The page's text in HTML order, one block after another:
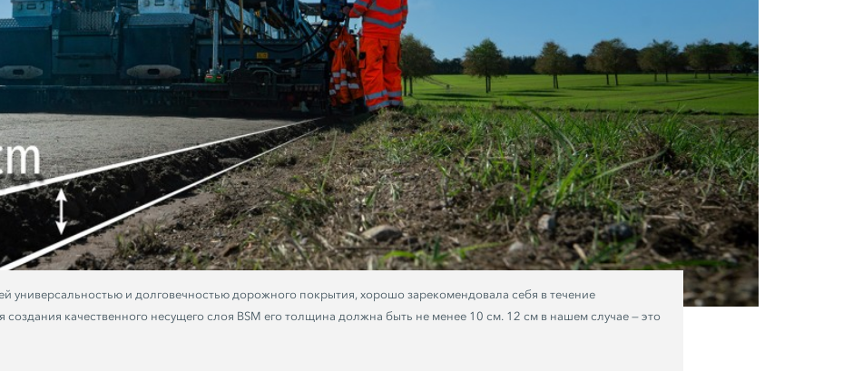
универсальностью и долговечностью дорожного покрытия, хорошо зарекомендовала себя в течение
создания качественного несущего слоя BSM его толщина должна быть не менее 10 см. 12 смв нашем случае — это